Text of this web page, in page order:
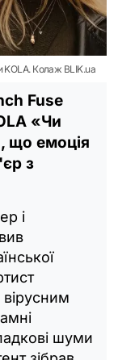
KOLA. Колаж BLIK.ua
Fuse
«Чи
що емоція
з
і
вірусним
шуми